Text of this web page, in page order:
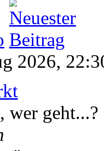
2026,
wer geht...?